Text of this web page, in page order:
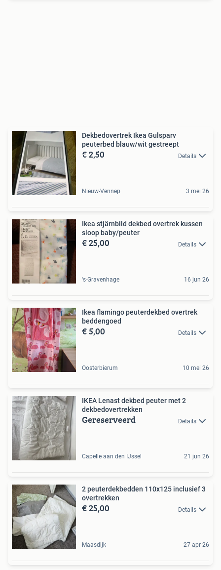
Dekbedovertrek Ikea Gulsparv
peuterbed blauw/wit gestreept
€ 2,50 Details
Nieuw-Vennep 3 mei 26
Ikea stjärnbild dekbed overtrek kussen
sloop baby/peuter
€ 25,00 Details
's-Gravenhage 16 jun 26
Ikea flamingo peuterdekbed overtrek
beddengoed
€ 5,00 Details
Oosterbierum 10 mei 26
IKEA Lenast dekbed peuter met 2
dekbedovertrekken
Gereserveerd Details
Capelle aan den IJssel 21 jun 26
2 peuterdekbedden 110x125 inclusief 3
overtrekken
€ 25,00 Details
Maasdijk 27 apr 26